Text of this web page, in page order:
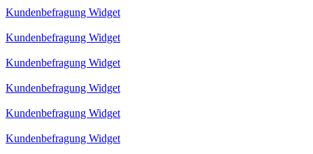
Kundenbefragung Widget
Kundenbefragung Widget
Kundenbefragung Widget
Kundenbefragung Widget
Kundenbefragung Widget
Kundenbefragung Widget